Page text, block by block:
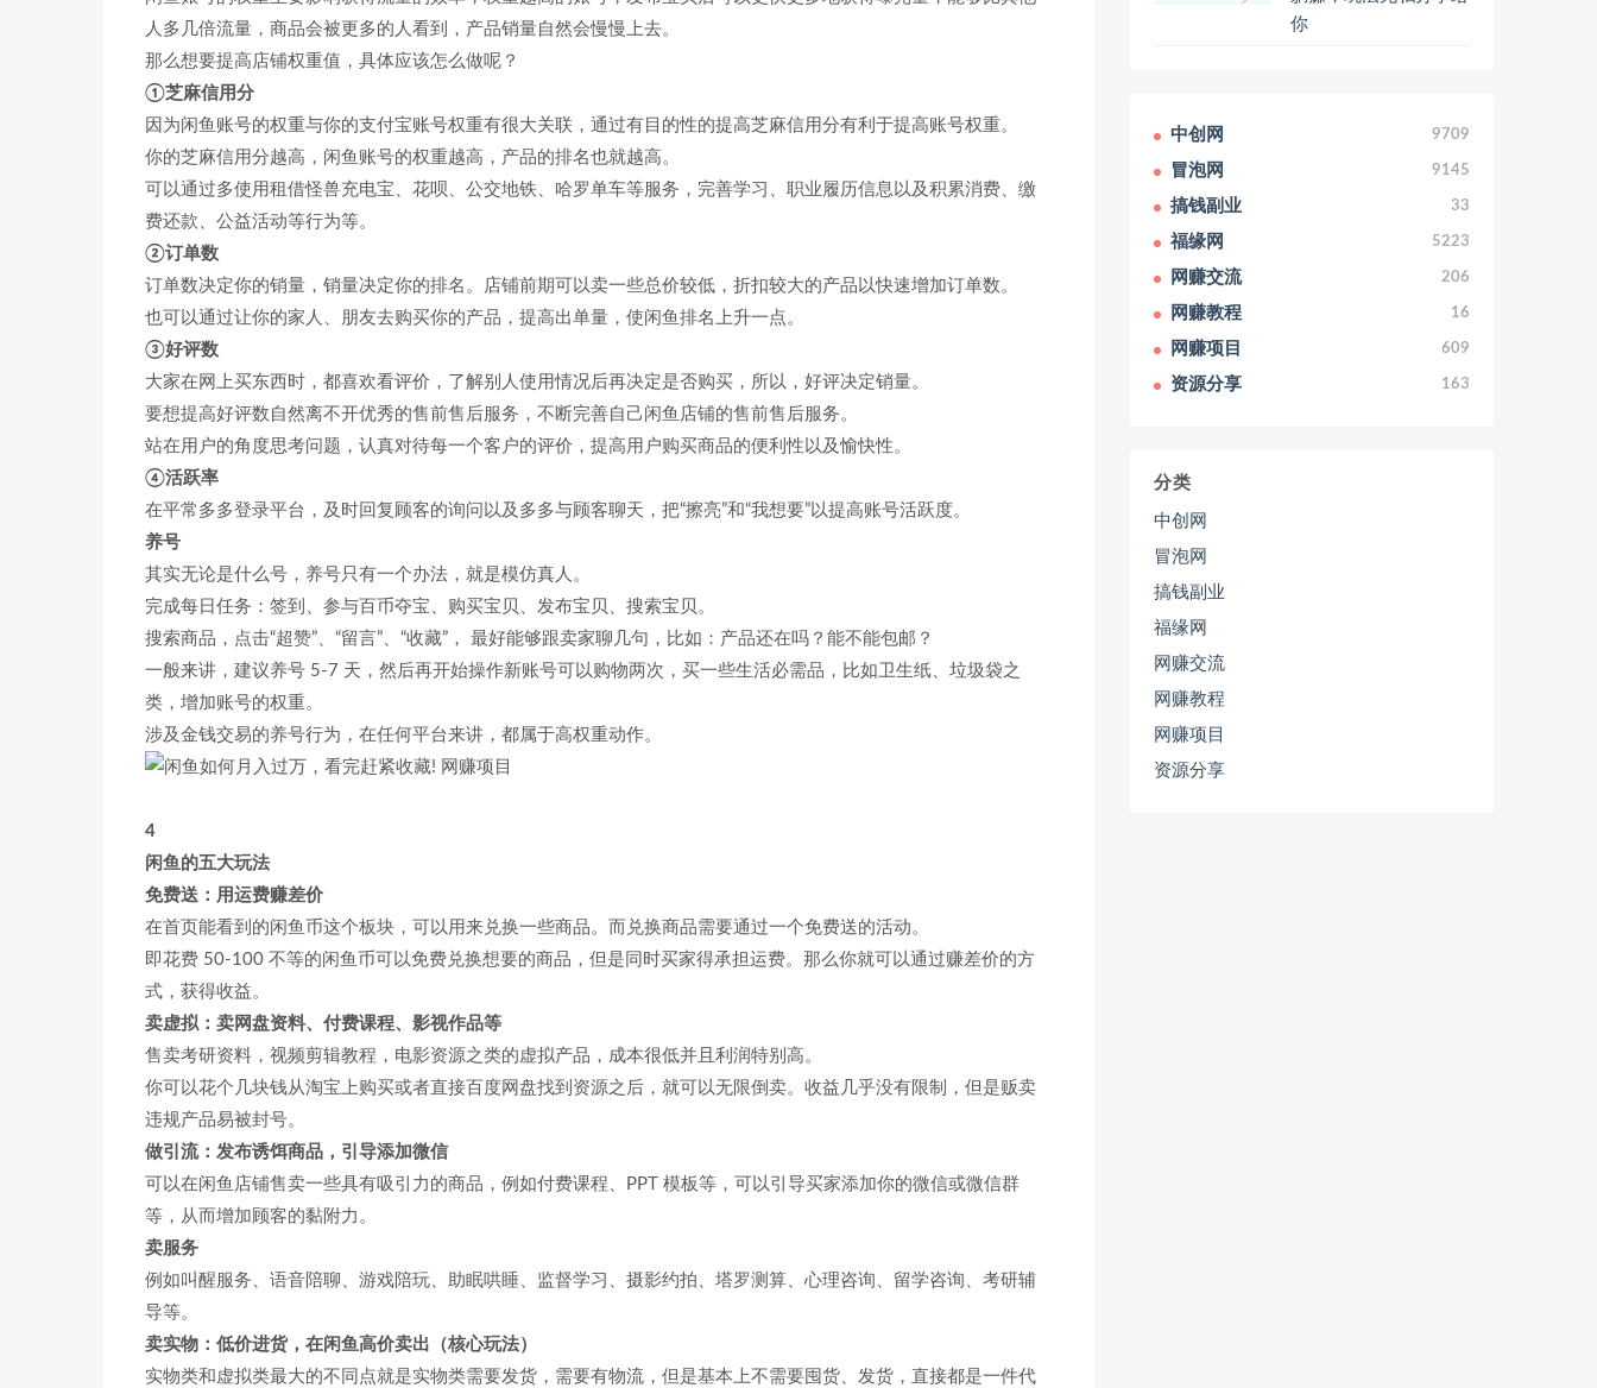
人多几倍流量，商品会被更多的人看到，产品销量自然会慢慢上去。
那么想要提高店铺权重值，具体应该怎么做呢？
①芝麻信用分
因为闲鱼账号的权重与你的支付宝账号权重有很大关联，通过有目的性的提高芝麻信用分有利于提高账号权重。
你的芝麻信用分越高，闲鱼账号的权重越高，产品的排名也就越高。
可以通过多使用租借怪兽充电宝、花呗、公交地铁、哈罗单车等服务，完善学习、职业履历信息以及积累消费、缴
费还款、公益活动等行为等。
②订单数
订单数决定你的销量，销量决定你的排名。店铺前期可以卖一些总价较低，折扣较大的产品以快速增加订单数。
也可以通过让你的家人、朋友去购买你的产品，提高出单量，使闲鱼排名上升一点。
③好评数
大家在网上买东西时，都喜欢看评价，了解别人使用情况后再决定是否购买，所以，好评决定销量。
要想提高好评数自然离不开优秀的售前售后服务，不断完善自己闲鱼店铺的售前售后服务。
站在用户的角度思考问题，认真对待每一个客户的评价，提高用户购买商品的便利性以及愉快性。
④活跃率
在平常多多登录平台，及时回复顾客的询问以及多多与顾客聊天，把“擦亮”和“我想要”以提高账号活跃度。
养号
其实无论是什么号，养号只有一个办法，就是模仿真人。
完成每日任务：签到、参与百币夺宝、购买宝贝、发布宝贝、搜索宝贝。
搜索商品，点击“超赞”、“留言”、“收藏”， 最好能够跟卖家聊几句，比如：产品还在吗？能不能包邮？
一般来讲，建议养号 5-7 天，然后再开始操作新账号可以购物两次，买一些生活必需品，比如卫生纸、垃圾袋之
类，增加账号的权重。
涉及金钱交易的养号行为，在任何平台来讲，都属于高权重动作。
4
闲鱼的五大玩法
免费送：用运费赚差价
在首页能看到的闲鱼币这个板块，可以用来兑换一些商品。而兑换商品需要通过一个免费送的活动。
即花费 50-100 不等的闲鱼币可以免费兑换想要的商品，但是同时买家得承担运费。那么你就可以通过赚差价的方
式，获得收益。
卖虚拟：卖网盘资料、付费课程、影视作品等
售卖考研资料，视频剪辑教程，电影资源之类的虚拟产品，成本很低并且利润特别高。
你可以花个几块钱从淘宝上购买或者直接百度网盘找到资源之后，就可以无限倒卖。收益几乎没有限制，但是贩卖
违规产品易被封号。
做引流：发布诱饵商品，引导添加微信
可以在闲鱼店铺售卖一些具有吸引力的商品，例如付费课程、PPT 模板等，可以引导买家添加你的微信或微信群
等，从而增加顾客的黏附力。
卖服务
例如叫醒服务、语音陪聊、游戏陪玩、助眠哄睡、监督学习、摄影约拍、塔罗测算、心理咨询、留学咨询、考研辅
导等。
卖实物：低价进货，在闲鱼高价卖出（核心玩法）
实物类和虚拟类最大的不同点就是实物类需要发货，需要有物流，但是基本上不需要囤货、发货，直接都是一件代
你
中创网 9709
冒泡网 9145
搞钱副业 33
福缘网 5223
网赚交流 206
网赚教程 16
网赚项目 609
资源分享 163
分类
中创网
冒泡网
搞钱副业
福缘网
网赚交流
网赚教程
网赚项目
资源分享